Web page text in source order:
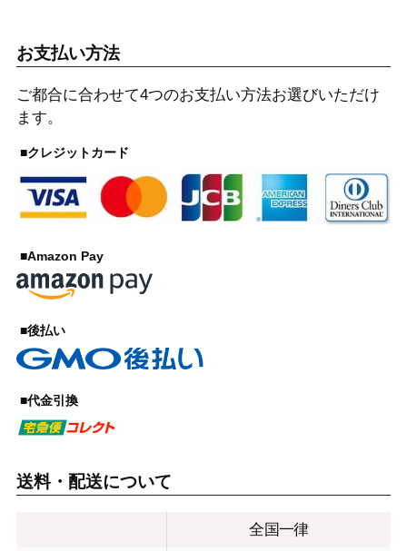
お支払い方法
ご都合に合わせて4つのお支払い方法お選びいただけ
ます。
■クレジットカード
■Amazon Pay
■後払い
■代金引換
送料・配送について
全国一律